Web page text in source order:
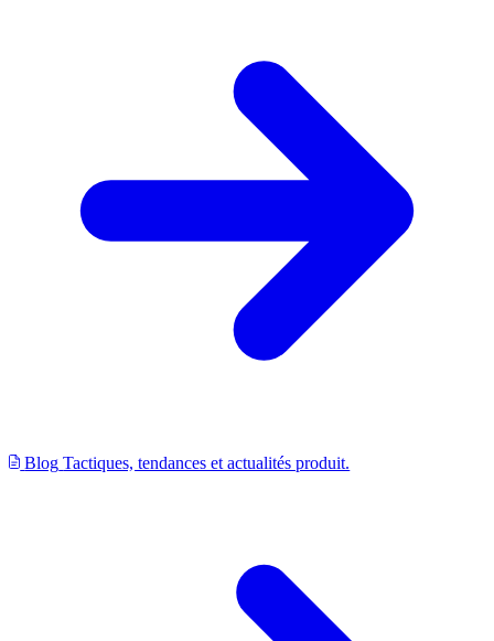
Blog Tactiques, tendances et actualités produit.